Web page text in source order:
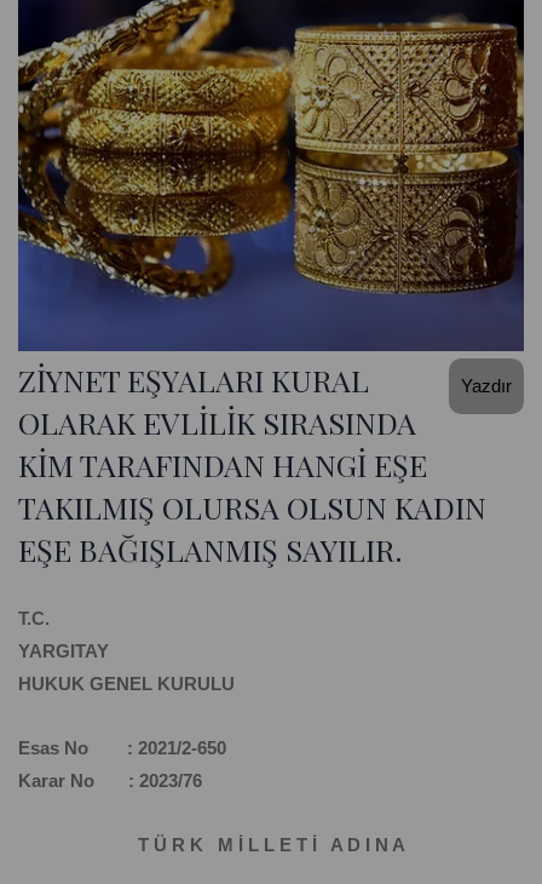
Yazdır
ZİYNET EŞYALARI KURAL
OLARAK EVLİLİK SIRASINDA
KİM TARAFINDAN HANGİ EŞE
TAKILMIŞ OLURSA OLSUN KADIN
EŞE BAĞIŞLANMIŞ SAYILIR.
T.C.
YARGITAY
HUKUK GENEL KURULU
Esas No : 2021/2-650
Karar No : 2023/76
T Ü R K M İ L L E T İ A D I N A